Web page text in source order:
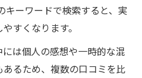
キーワードで検索すると、実
すくなります。
は個人の感想や一時的な混
るため、複数の口コミを比